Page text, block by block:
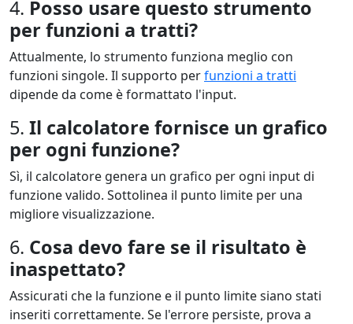
4. Posso usare questo strumento
per funzioni a tratti?
Attualmente, lo strumento funziona meglio con
funzioni singole. Il supporto perfunzioni a tratti
dipende da come è formattato l'input.
5. Il calcolatore fornisce un grafico
per ogni funzione?
Sì, il calcolatore genera un grafico per ogni input di
funzione valido. Sottolinea il punto limite per una
migliore visualizzazione.
6. Cosa devo fare se il risultato è
inaspettato?
Assicurati che la funzione e il punto limite siano stati
inseriti correttamente. Se l'errore persiste, prova a